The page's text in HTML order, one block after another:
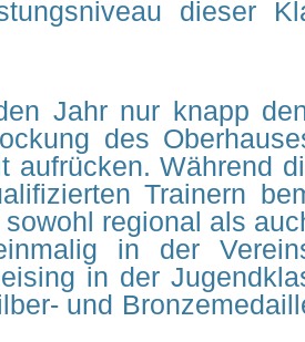
dieser
Jahr nur knapp
des
Während
Trainern
regional als
in der
in der
und